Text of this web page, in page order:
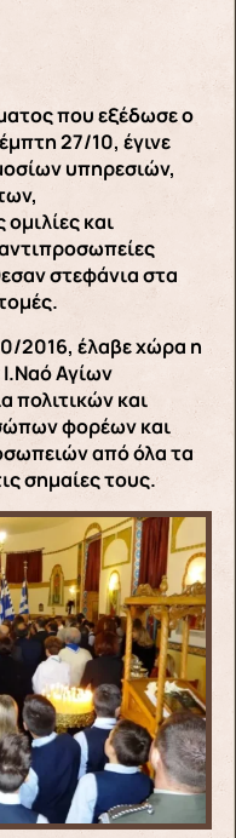
που εξέδωσε ο
27/10, έγινε
υπηρεσιών,
και
στεφάνια στα
2016, έλαβε χώρα η
Αγίων
πολιτικών και
φορέων και
από όλα τα
σημαίες τους.